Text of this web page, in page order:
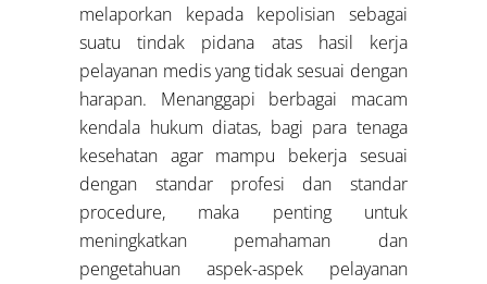
melaporkan kepada kepolisian sebagai
suatu tindak pidana atas hasil kerja
pelayanan medis yang tidak sesuai dengan
harapan. Menanggapi berbagai macam
kendala hukum diatas, bagi para tenaga
kesehatan agar mampu bekerja sesuai
dengan standar profesi dan standar
procedure, maka penting untuk
meningkatkan pemahaman dan
pengetahuan aspek-aspek pelayanan